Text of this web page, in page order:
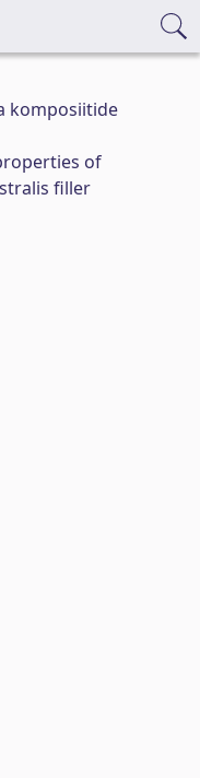
komposiitide
of
filler